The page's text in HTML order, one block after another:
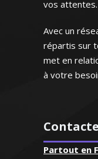
vos attentes.
Avec un
répartis sur
met en
à votre
Partout en